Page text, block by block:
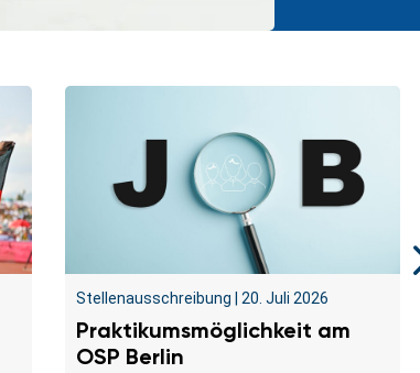
Stellenausschreibung | 20. Juli 2026
Praktikumsmöglichkeit am
OSP Berlin